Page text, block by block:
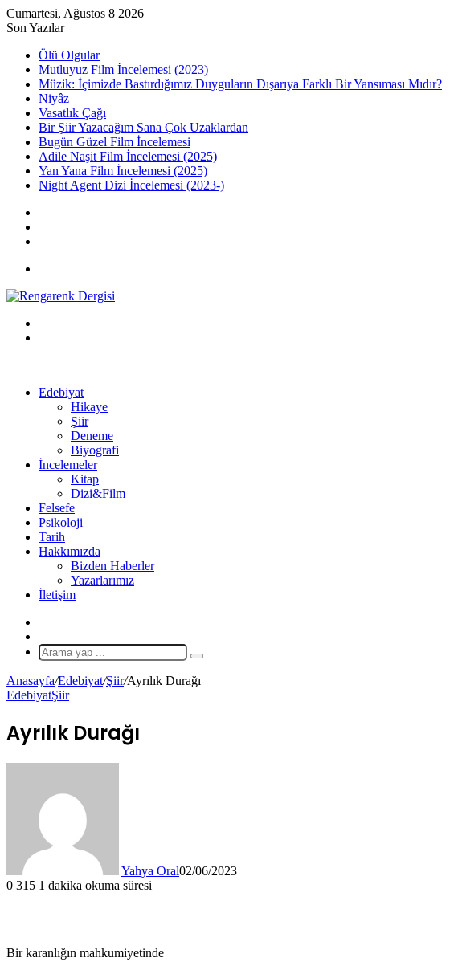
Cumartesi, Ağustos 8 2026
Son Yazılar
Ölü Olgular
Mutluyuz Film İncelemesi (2023)
Müzik: İçimizde Bastırdığımız Duyguların Dışarıya Farklı Bir Yansıması Mıdır?
Niyâz
Vasatlık Çağı
Bir Şiir Yazacağım Sana Çok Uzaklardan
Bugün Güzel Film İncelemesi
Adile Naşit Film İncelemesi (2025)
Yan Yana Film İncelemesi (2025)
Night Agent Dizi İncelemesi (2023-)
Edebiyat
Hikaye
Şiir
Deneme
Biyografi
İncelemeler
Kitap
Dizi&Film
Felsefe
Psikoloji
Tarih
Hakkımızda
Bizden Haberler
Yazarlarımız
İletişim
Makale
Arama
...
Anasayfa/Edebiyat/Şiir/Ayrılık Durağı
EdebiyatŞiir
Ayrılık Durağı
Yahya Oral02/06/2023
0 315 1 dakika okuma süresi
Bir karanlığın mahkumiyetinde